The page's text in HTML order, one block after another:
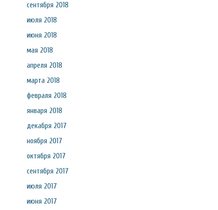
сентября 2018
июля 2018
июня 2018
мая 2018
апреля 2018
марта 2018
февраля 2018
января 2018
декабря 2017
ноября 2017
октября 2017
сентября 2017
июля 2017
июня 2017